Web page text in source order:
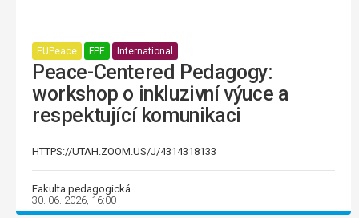
EUPeace FPE International
Peace-Centered Pedagogy:
workshop o inkluzivní výuce a
respektující komunikaci
HTTPS://UTAH.ZOOM.US/J/4314318133
Fakulta pedagogická
30. 06. 2026, 16:00